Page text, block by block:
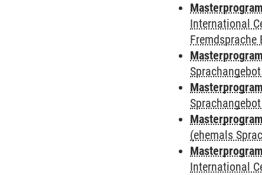
International
Fremdsprache
(ehemals
International